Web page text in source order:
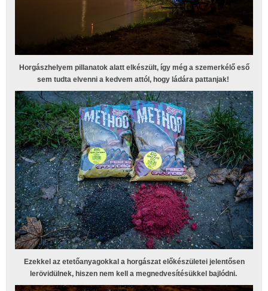
Horgászhelyem pillanatok alatt elkészült, így még a szemerkélő eső
sem tudta elvenni a kedvem attól, hogy ládára pattanjak!
Ezekkel az etetőanyagokkal a horgászat előkészületei jelentősen
lerövidülnek, hiszen nem kell a megnedvesítésükkel bajlódni.